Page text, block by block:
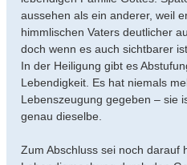
aussehen als ein anderer, weil
himmlischen Vaters deutlicher
doch wenn es auch sichtbarer
In der Heiligung gibt es
Lebendigkeit. Es hat niemals
Lebenszeugung gegeben – sie
genau dieselbe.
Zum Abschluss sei noch darauf